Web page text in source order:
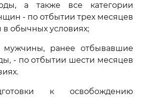
а также все категории
- по отбытии трех месяцев
в обычных условиях;
ранее отбывавшие
- по отбытии шести месяцев
к освобождению